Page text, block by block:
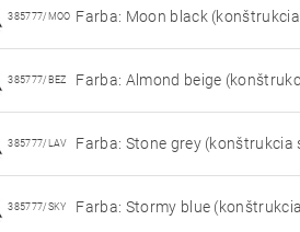
385777/MOO Farba: Moon black
385777/BEZ Farba: Almond beige
385777/LAV Farba: Stone grey (konštrukcia
385777/SKY Farba: Stormy blue